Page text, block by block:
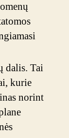
dalis. Tai
kurie
norint